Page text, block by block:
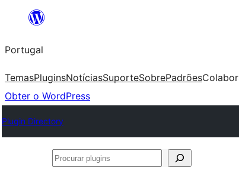
Saltar
o
conteúdo
Portugal
TemasPluginsNotíciasSuporteSobrePadrões
Obter o WordPress
Plugin Directory
Procurar